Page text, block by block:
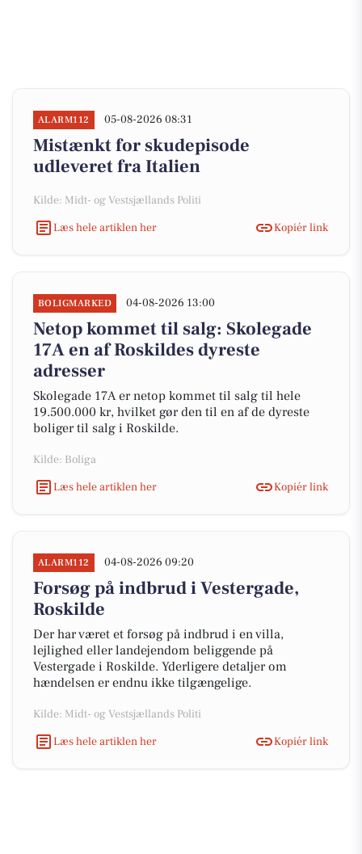
ALARM112 05-08-2026 08:31
Mistænkt for skudepisode
udleveret fra Italien
Kilde: Midt- og Vestsjællands Politi
Læs hele artiklen her
Kopiér link
BOLIGMARKED 04-08-2026 13:00
Netop kommet til salg: Skolegade
17A en af Roskildes dyreste
adresser
Skolegade 17A er netop kommet til salg til hele
19.500.000 kr, hvilket gør den til en af de dyreste
boliger til salg i Roskilde.
Kilde: Boliga
Læs hele artiklen her
Kopiér link
ALARM112 04-08-2026 09:20
Forsøg på indbrud i Vestergade,
Roskilde
Der har været et forsøg på indbrud i en villa,
lejlighed eller landejendom beliggende på
Vestergade i Roskilde. Yderligere detaljer om
hændelsen er endnu ikke tilgængelige.
Kilde: Midt- og Vestsjællands Politi
Læs hele artiklen her
Kopiér link